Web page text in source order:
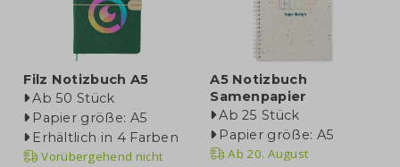
Filz Notizbuch A5
Ab 50 Stück
Papier größe: A5
Erhältlich in 4 Farben
Vorübergehend nicht
A5 Notizbuch
Samenpapier
Ab 25 Stück
Papier größe: A5
Ab 20. August